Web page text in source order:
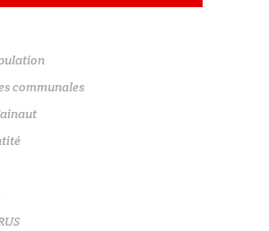
communales